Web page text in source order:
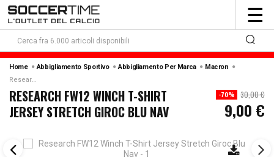
☰
Home Abbigliamento Sportivo Abbigliamento Per Marca
Macron
Research Fw12 Winch T-Shirt Jersey Stretch Giroc Blu Nav
RESEARCH FW12 WINCH T-SHIRT
JERSEY STRETCH GIROC BLU NAV
-70% 30,00 €
9,00 €